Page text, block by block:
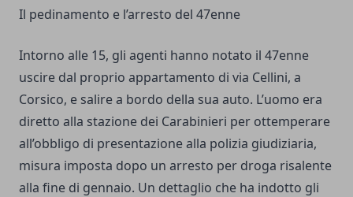
Il pedinamento e l’arresto del 47enne
Intorno alle 15, gli agenti hanno notato il 47enne
uscire dal proprio appartamento di via Cellini, a
Corsico, e salire a bordo della sua auto. L’uomo era
diretto alla stazione dei Carabinieri per ottemperare
all’obbligo di presentazione alla polizia giudiziaria,
misura imposta dopo un arresto per droga risalente
alla fine di gennaio. Un dettaglio che ha indotto gli